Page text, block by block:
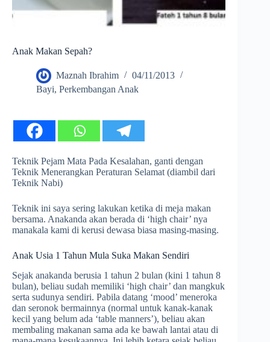
Anak Makan Sepah?
Maznah Ibrahim
04/11/2013
Bayi, Perkembangan Anak
Teknik Pejam Mata Pada Kesalahan, ganti dengan
Teknik Menerangkan Peraturan Selamat (diambil dari
Teknik Nabi)
Teknik ini saya sering lakukan ketika di meja makan
bersama. Anakanda akan berada di ‘high chair’ nya
manakala kami di kerusi dewasa biasa masing-masing.
Anak Usia 1 Tahun Mula Suka Makan Sendiri
Sejak anakanda berusia 1 tahun 2 bulan (kini 1 tahun 8
bulan), beliau sudah memiliki ‘high chair’ dan mangkuk
serta sudunya sendiri. Pabila datang ‘mood’ meneroka
dan seronok bermainnya (normal untuk kanak-kanak
kecil yang belum ada ‘table manners’), beliau akan
membaling makanan sama ada ke bawah lantai atau di